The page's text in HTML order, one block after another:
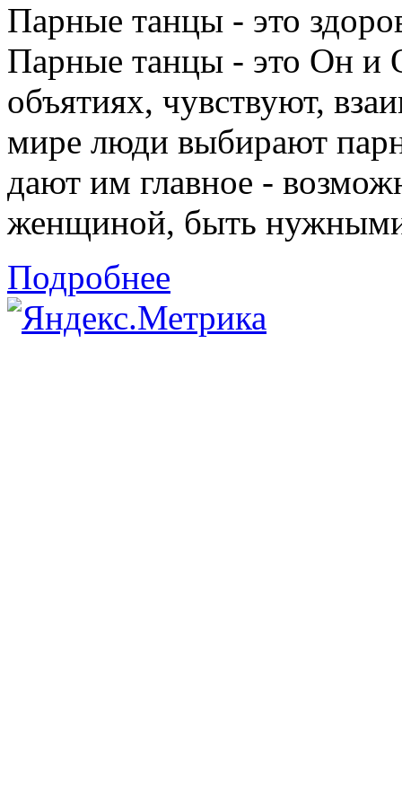
Парные танцы - это
Парные танцы - это Он и
объятиях, чувствуют,
мире люди выбирают
дают им главное -
женщиной, быть нужными
Подробнее